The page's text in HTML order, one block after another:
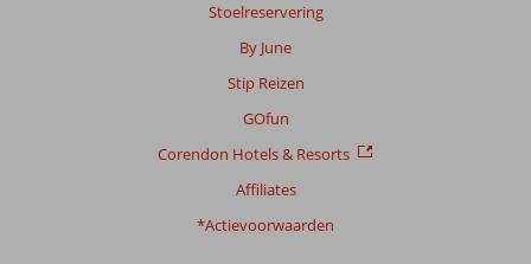
Stoelreservering
By June
Stip Reizen
GOfun
Corendon Hotels & Resorts
Affiliates
*Actievoorwaarden